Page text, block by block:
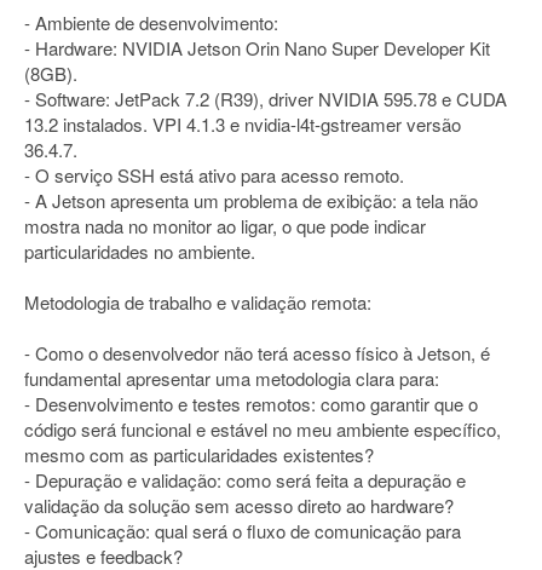
- Ambiente de desenvolvimento:
- Hardware: NVIDIA Jetson Orin Nano Super Developer Kit
(8GB).
- Software: JetPack 7.2 (R39), driver NVIDIA 595.78 e CUDA
13.2 instalados. VPI 4.1.3 e nvidia-l4t-gstreamer versão
36.4.7.
- O serviço SSH está ativo para acesso remoto.
- A Jetson apresenta um problema de exibição: a tela não
mostra nada no monitor ao ligar, o que pode indicar
particularidades no ambiente.
Metodologia de trabalho e validação remota:
- Como o desenvolvedor não terá acesso físico à Jetson, é
fundamental apresentar uma metodologia clara para:
- Desenvolvimento e testes remotos: como garantir que o
código será funcional e estável no meu ambiente específico,
mesmo com as particularidades existentes?
- Depuração e validação: como será feita a depuração e
validação da solução sem acesso direto ao hardware?
- Comunicação: qual será o fluxo de comunicação para
ajustes e feedback?